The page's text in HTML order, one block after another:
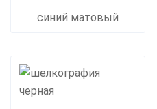
синий матовый